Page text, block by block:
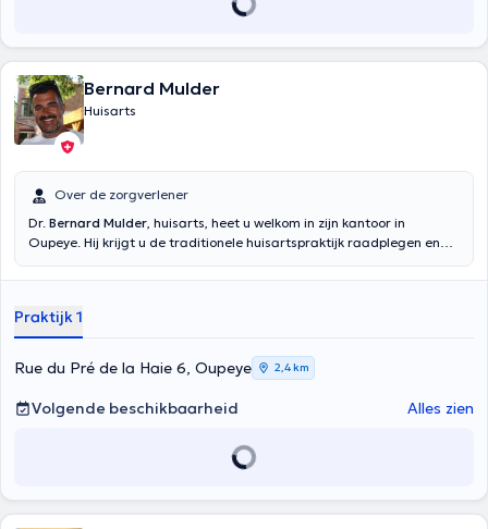
Bernard Mulder
Huisarts
Over de zorgverlener
Dr. Bernard Mulder, huisarts, heet u welkom in zijn kantoor in
Oupeye. Hij krijgt u de traditionele huisartspraktijk raadplegen en
volwassene. Inhoud vertaald door google translate
Praktijk 1
Rue du Pré de la Haie 6, Oupeye 2,4 km
Volgende beschikbaarheid Alles zien